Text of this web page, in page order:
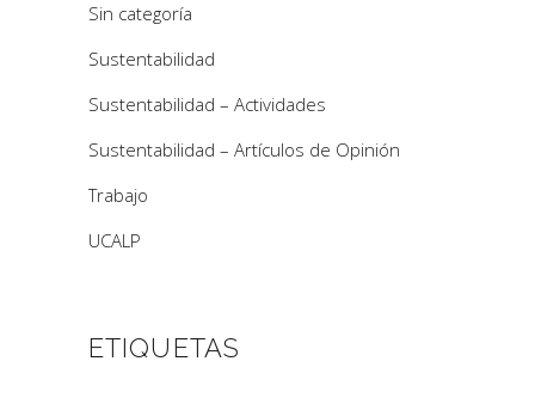
Sin categoría
Sustentabilidad
Sustentabilidad – Actividades
Sustentabilidad – Artículos de Opinión
Trabajo
UCALP
ETIQUETAS